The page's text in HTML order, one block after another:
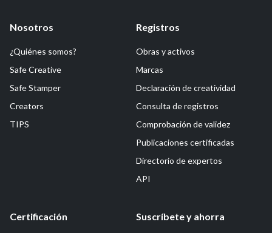
Nosotros
¿Quiénes somos?
Safe Creative
Safe Stamper
Creators
TIPS
Registros
Obras y activos
Marcas
Declaración de creatividad
Consulta de registros
Comprobación de validez
Publicaciones certificadas
Directorio de expertos
API
Certificación Suscríbete y ahorra